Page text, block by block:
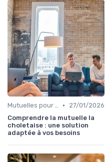
Mutuelles pour Particuliers •
27/01/2026
Comprendre la mutuelle la
choletaise : une solution
adaptée à vos besoins